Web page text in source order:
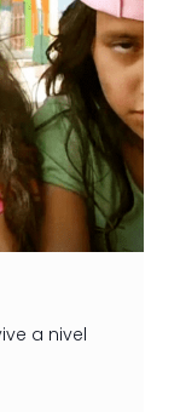
a nivel